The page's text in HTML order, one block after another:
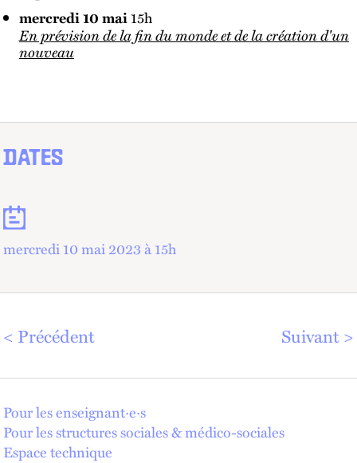
mercredi 10 mai15h
En prévision de la fin du monde et de la création d'un
nouveau
DATES
Dates
mercredi 10 mai 2023 à 15h
Précédent Suivant
Pour les enseignant·e·s
Pour les structures sociales & médico-sociales
Espace technique